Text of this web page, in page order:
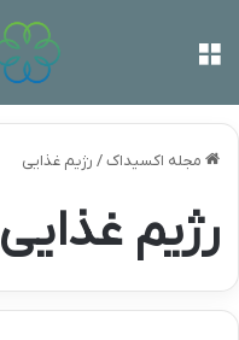
مجله اکسیداک/ رژیم غذایی
رژیم غذایی